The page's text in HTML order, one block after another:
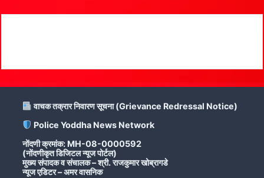
वाचक तक्रार निवारण सूचना (Grievance Redressal Notice)
Police Yoddha News Network
नोंदणी क्रमांक: MH-08-0000592
(नोंदणीकृत डिजिटल न्यूज पोर्टल)
मुख्य संपादक व संचालक – श्री. राजकुमार खोब्रागडे
न्यूज एडिटर – अमर वासनिक